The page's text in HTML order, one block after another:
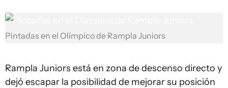
Pintadas en el Olímpico de Rampla Juniors
Rampla Juniors está en zona de descenso directo y
dejó escapar la posibilidad de mejorar su posición